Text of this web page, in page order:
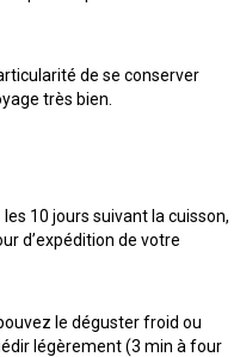
de se conserver
très bien.
10 jours suivant la cuisson,
d’expédition de votre
le déguster froid ou
légèrement (3 min à four